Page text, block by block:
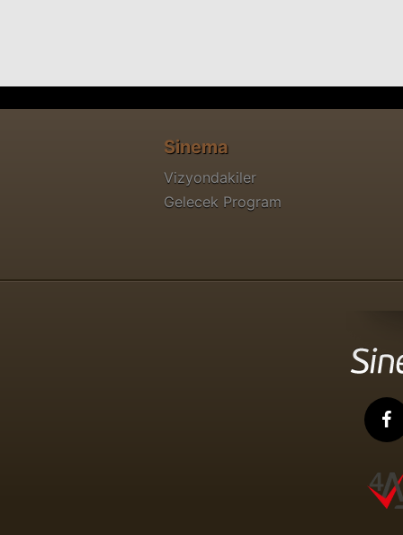
Sinema
Vizyondakiler
Gelecek Program